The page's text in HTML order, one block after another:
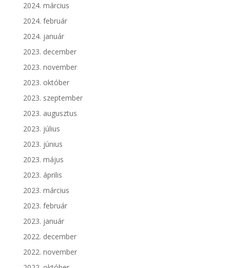
2024. március
2024. február
2024. január
2023. december
2023. november
2023. október
2023. szeptember
2023. augusztus
2023. július
2023. június
2023. május
2023. április
2023. március
2023. február
2023. január
2022. december
2022. november